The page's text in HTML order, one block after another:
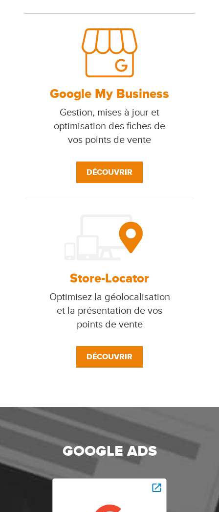
Google My Business
Gestion, mises à jour et
optimisation des fiches de
vos points de vente
DÉCOUVRIR
Store-Locator
Optimisez la géolocalisation
et la présentation de vos
points de vente
DÉCOUVRIR
GOOGLE ADS